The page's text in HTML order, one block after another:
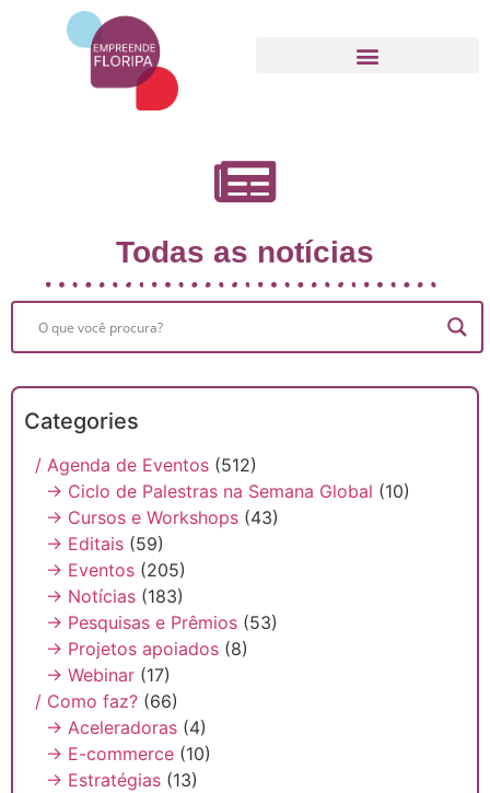
Todas as notícias
Categories
/ Agenda de Eventos (512)
→ Ciclo de Palestras na Semana Global (10)
→ Cursos e Workshops (43)
→ Editais (59)
→ Eventos (205)
→ Notícias (183)
→ Pesquisas e Prêmios (53)
→ Projetos apoiados (8)
→ Webinar (17)
/ Como faz? (66)
→ Aceleradoras (4)
→ E-commerce (10)
→ Estratégias (13)